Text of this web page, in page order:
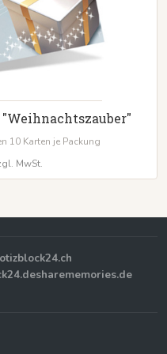
10 Karten je Packung
MwSt.
sharememories.de